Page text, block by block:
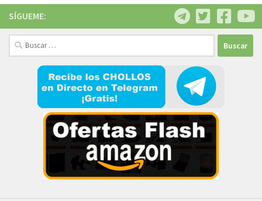
SÍGUEME:
Buscar: